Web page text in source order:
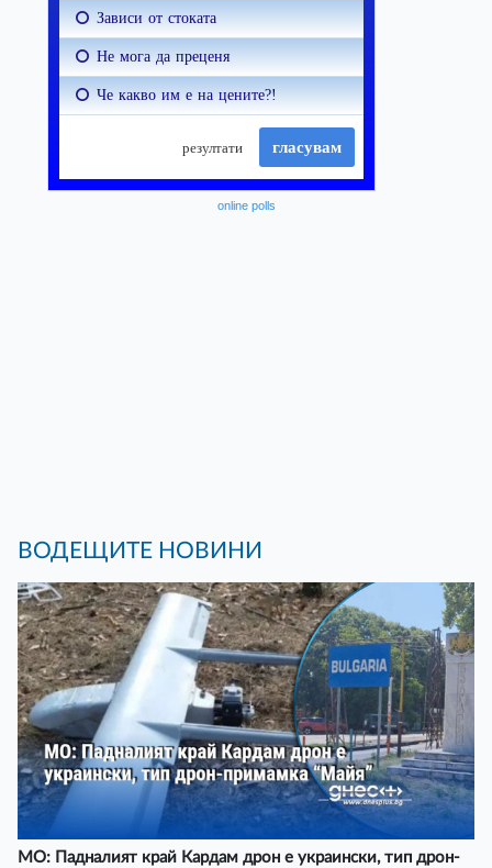
online polls
ВОДЕЩИТЕ НОВИНИ
МО: Падналият край Кардам дрон е украински, тип дрон-